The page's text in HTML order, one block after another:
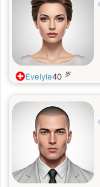
Evelyle40 岁